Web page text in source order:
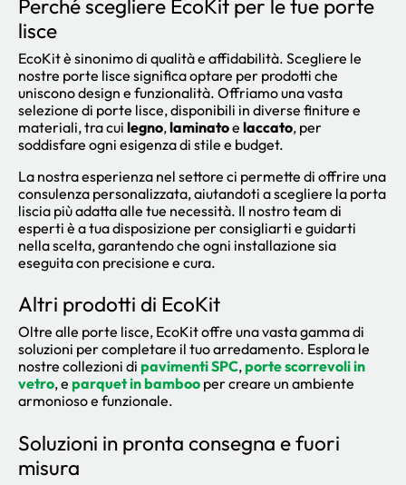
Perché scegliere EcoKit per le tue porte
lisce
EcoKit è sinonimo di qualità e affidabilità. Scegliere le
nostre porte lisce significa optare per prodotti che
uniscono design e funzionalità. Offriamo una vasta
selezione di porte lisce, disponibili in diverse finiture e
materiali, tra cui legno,laminatoe laccato, per
soddisfare ogni esigenza di stile e budget.
La nostra esperienza nel settore ci permette di offrire una
consulenza personalizzata, aiutandoti a scegliere la porta
liscia più adatta alle tue necessità. Il nostro team di
esperti è a tua disposizione per consigliarti e guidarti
nella scelta, garantendo che ogni installazione sia
eseguita con precisione e cura.
Altri prodotti di EcoKit
Oltre alle porte lisce, EcoKit offre una vasta gamma di
soluzioni per completare il tuo arredamento. Esplora le
nostre collezioni di pavimenti SPC,porte scorrevoli in
vetro, e parquet in bambooper creare un ambiente
armonioso e funzionale.
Soluzioni in pronta consegna e fuori
misura